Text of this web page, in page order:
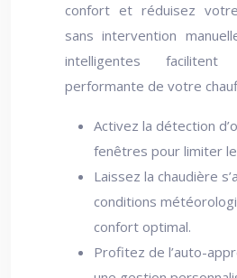
confort et réduisez
sans intervention
intelligentes
performante de votre
Activez la détection
fenêtres pour limiter
Laissez la chaudière
conditions
confort optimal.
Profitez de l’auto-